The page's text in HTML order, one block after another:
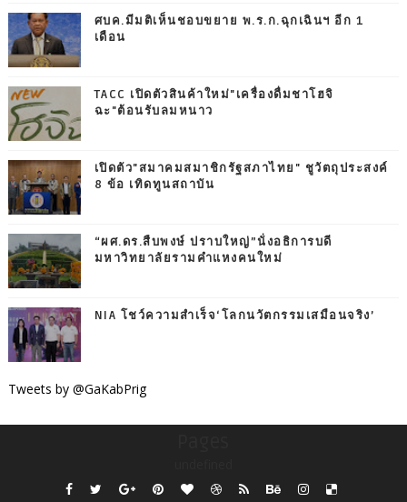
ศบค.มีมติเห็นชอบขยาย พ.ร.ก.ฉุกเฉินฯ อีก 1
เดือน
TACC เปิดตัวสินค้าใหม่"เครื่องดื่มชาโฮจิ
ฉะ"ต้อนรับลมหนาว
เปิดตัว"สมาคมสมาชิกรัฐสภาไทย" ชูวัตถุประสงค์
8 ข้อ เทิดทูนสถาบัน
“ผศ.ดร.สืบพงษ์ ปราบใหญ่”นั่งอธิการบดี
มหาวิทยาลัยรามคำแหงคนใหม่
NIA โชว์ความสำเร็จ‘โลกนวัตกรรมเสมือนจริง’
Tweets by @GaKabPrig